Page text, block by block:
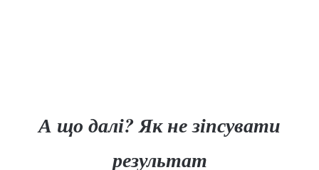
А що далі? Як не зіпсувати
результат